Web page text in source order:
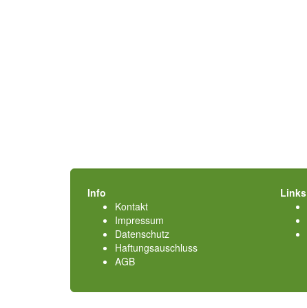
Info
Kontakt
Impressum
Datenschutz
Haftungsauschluss
AGB
Links